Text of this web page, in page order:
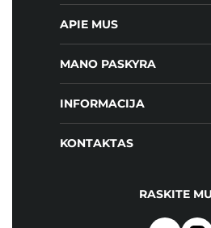
APIE MUS
MANO PASKYRA
INFORMACIJA
KONTAKTAS
RASKITE